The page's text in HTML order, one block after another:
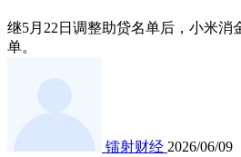
继5月22日调整助贷名单后，小米消
单。
镭射财经 2026/06/09